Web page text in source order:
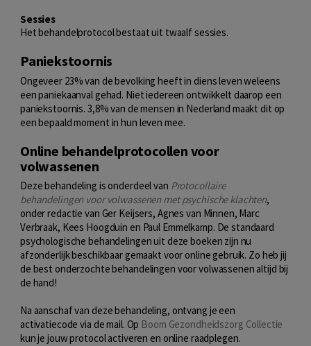
Sessies
Het behandelprotocol bestaat uit twaalf sessies.
Paniekstoornis
Ongeveer 23% van de bevolking heeft in diens leven weleens
een paniekaanval gehad. Niet iedereen ontwikkelt daarop een
paniekstoornis. 3,8% van de mensen in Nederland maakt dit op
een bepaald moment in hun leven mee.
Online behandelprotocollen voor
volwassenen
Deze behandeling is onderdeel van Protocollaire
behandelingen voor volwassenen met psychische klachten,
onder redactie van Ger Keijsers, Agnes van Minnen, Marc
Verbraak, Kees Hoogduin en Paul Emmelkamp. De standaard
psychologische behandelingen uit deze boeken zijn nu
afzonderlijk beschikbaar gemaakt voor online gebruik. Zo heb jij
de best onderzochte behandelingen voor volwassenen altijd bij
de hand!
Na aanschaf van deze behandeling, ontvang je een
activatiecode via de mail. Op Boom Gezondheidszorg Collectie
kun je jouw protocol activeren en online raadplegen.